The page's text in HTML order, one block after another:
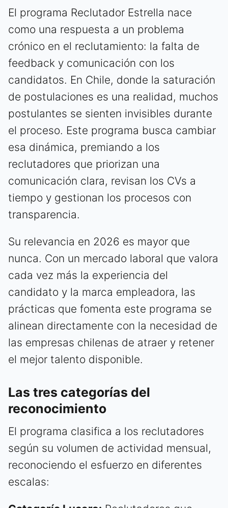
El programa Reclutador Estrella nace
como una respuesta a un problema
crónico en el reclutamiento: la falta de
feedback y comunicación con los
candidatos. En Chile, donde la saturación
de postulaciones es una realidad, muchos
postulantes se sienten invisibles durante
el proceso. Este programa busca cambiar
esa dinámica, premiando a los
reclutadores que priorizan una
comunicación clara, revisan los CVs a
tiempo y gestionan los procesos con
transparencia.
Su relevancia en 2026 es mayor que
nunca. Con un mercado laboral que valora
cada vez más la experiencia del
candidato y la marca empleadora, las
prácticas que fomenta este programa se
alinean directamente con la necesidad de
las empresas chilenas de atraer y retener
el mejor talento disponible.
Las tres categorías del
reconocimiento
El programa clasifica a los reclutadores
según su volumen de actividad mensual,
reconociendo el esfuerzo en diferentes
escalas: